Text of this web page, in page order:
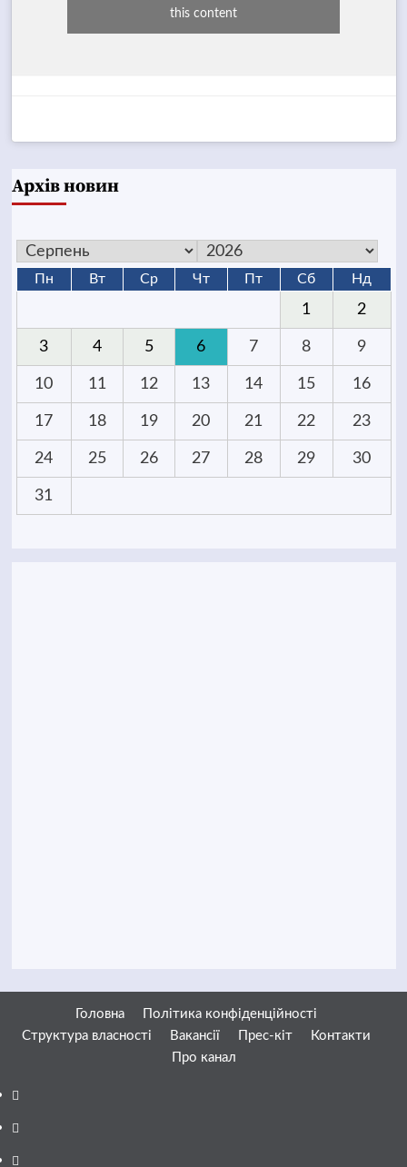
this content
Архів новин
Пн Вт Ср Чт Пт Сб Нд
1 2
3 4 5 6 7 8 9
10 11 12 13 14 15 16
17 18 19 20 21 22 23
24 25 26 27 28 29 30
31
Головна
Політика конфіденційності
Структура власності
Вакансії Прес-кіт
Контакти
Про канал
Facebook
YouTube
Telegram